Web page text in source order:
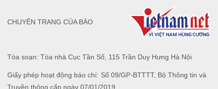
Tòa soạn: Tòa nhà Cục Tần Số, 115 Trần Duy Hưng Hà Nội
Giấy phép hoạt động báo chí: Số 09/GP-BTTTT, Bộ Thông tin và
Truyền thông cấp ngày 07/01/2019.
CHUYÊN TRANG CỦA BÁO